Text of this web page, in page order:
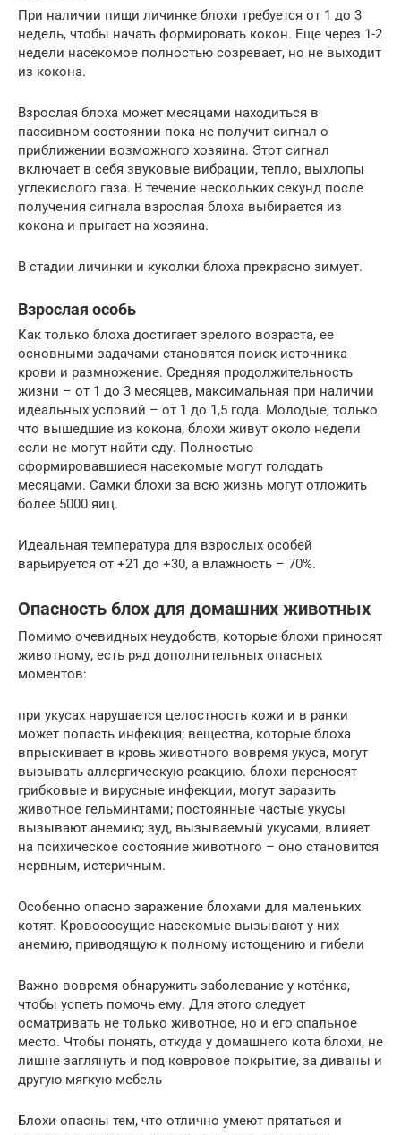
При наличии пищи личинке блохи требуется от 1 до 3
недель, чтобы начать формировать кокон. Еще через 1-2
недели насекомое полностью созревает, но не выходит
из кокона.
Взрослая блоха может месяцами находиться в
пассивном состоянии пока не получит сигнал о
приближении возможного хозяина. Этот сигнал
включает в себя звуковые вибрации, тепло, выхлопы
углекислого газа. В течение нескольких секунд после
получения сигнала взрослая блоха выбирается из
кокона и прыгает на хозяина.
В стадии личинки и куколки блоха прекрасно зимует.
Взрослая особь
Как только блоха достигает зрелого возраста, ее
основными задачами становятся поиск источника
крови и размножение. Средняя продолжительность
жизни – от 1 до 3 месяцев, максимальная при наличии
идеальных условий – от 1 до 1,5 года. Молодые, только
что вышедшие из кокона, блохи живут около недели
если не могут найти еду. Полностью
сформировавшиеся насекомые могут голодать
месяцами. Самки блохи за всю жизнь могут отложить
более 5000 яиц.
Идеальная температура для взрослых особей
варьируется от +21 до +30, а влажность – 70%.
Опасность блох для домашних животных
Помимо очевидных неудобств, которые блохи приносят
животному, есть ряд дополнительных опасных
моментов:
при укусах нарушается целостность кожи и в ранки
может попасть инфекция; вещества, которые блоха
впрыскивает в кровь животного вовремя укуса, могут
вызывать аллергическую реакцию. блохи переносят
грибковые и вирусные инфекции, могут заразить
животное гельминтами; постоянные частые укусы
вызывают анемию; зуд, вызываемый укусами, влияет
на психическое состояние животного – оно становится
нервным, истеричным.
Особенно опасно заражение блохами для маленьких
котят. Кровососущие насекомые вызывают у них
анемию, приводящую к полному истощению и гибели
Важно вовремя обнаружить заболевание у котёнка,
чтобы успеть помочь ему. Для этого следует
осматривать не только животное, но и его спальное
место. Чтобы понять, откуда у домашнего кота блохи, не
лишне заглянуть и под ковровое покрытие, за диваны и
другую мягкую мебель
Блохи опасны тем, что отлично умеют прятаться и